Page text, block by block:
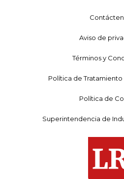
Aviso de
Términos y
Política de
Política de
Superintendencia de